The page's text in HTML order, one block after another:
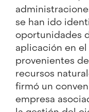
se han ido
oportunidades
aplicación en
provenientes
recursos
firmó un
empresa